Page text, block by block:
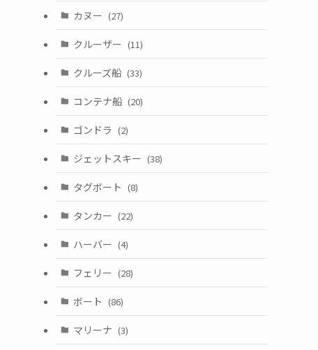
カヌー (27)
クルーザー (11)
クルーズ船 (33)
コンテナ船 (20)
ゴンドラ (2)
ジェットスキー (38)
タグボート (8)
タンカー (22)
ハーバー (4)
フェリー (28)
ボート (86)
マリーナ (3)